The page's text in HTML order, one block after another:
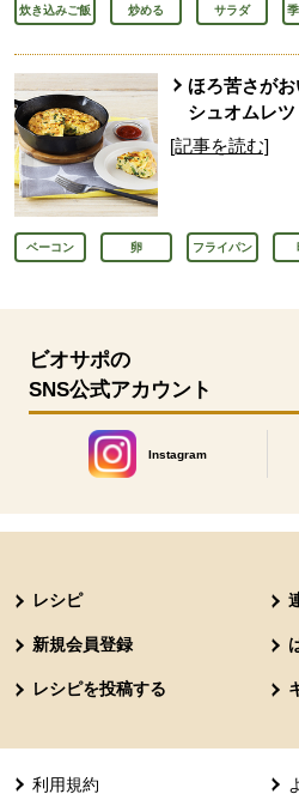
炊き込みご飯 炒める サラダ
ほろ苦さが
シュオムレツ
[記事を読む]
ベーコン 卵 フライパン
ビオサポの
SNS公式アカウント
Instagram
別のウィンドウで開きます。
レシピ
新規会員登録
レシピを投稿する
利用規約